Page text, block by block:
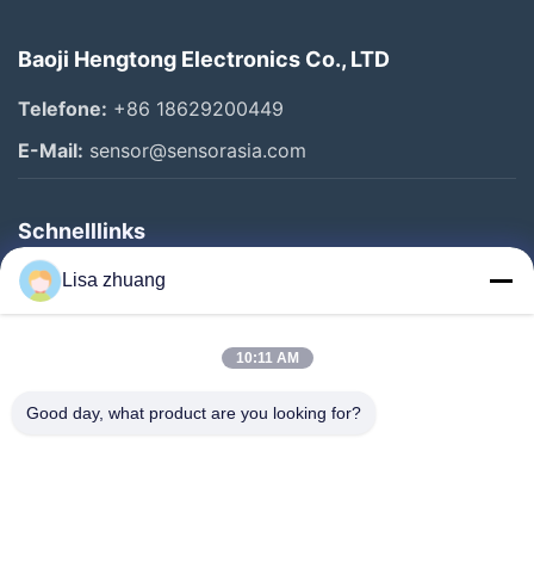
Baoji Hengtong Electronics Co., LTD
Telefone: +86 18629200449
E-Mail: sensor@sensorasia.com
Schnelllinks
Haus
Produkte
Über Uns
Lisa zhuang
10:11 AM
Good day, what product are you looking for?